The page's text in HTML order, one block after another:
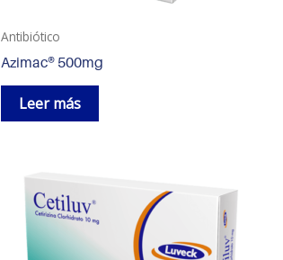
Antibiótico
Azimac® 500mg
Leer más